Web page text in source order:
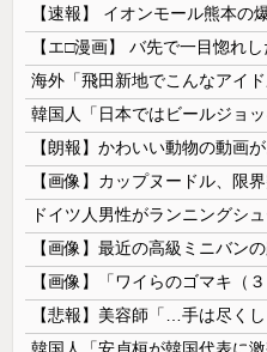
【速報】 イオンモール熊本の
【画像】カップヌードル、限
【画像】最近の高級ミニバン
【画像】「ワイらのゴマキ（３
【悲報】美容師「…手は尽く